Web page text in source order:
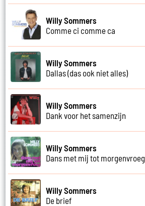
Willy Sommers
Comme ci comme ca
Willy Sommers
Dallas (das ook niet alles)
Willy Sommers
Dank voor het samenzijn
Willy Sommers
Dans met mij tot morgenvroeg
Willy Sommers
De brief